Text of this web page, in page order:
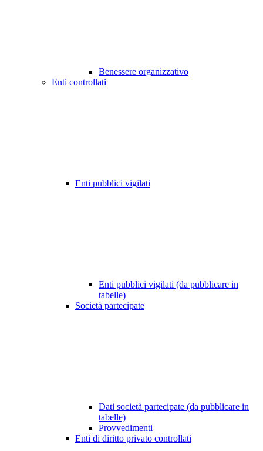
Benessere organizzativo
Enti controllati
Enti pubblici vigilati
Enti pubblici vigilati (da pubblicare in
tabelle)
Società partecipate
Dati società partecipate (da pubblicare in
tabelle)
Provvedimenti
Enti di diritto privato controllati